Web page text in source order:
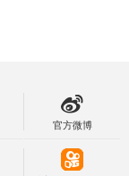
官方微博